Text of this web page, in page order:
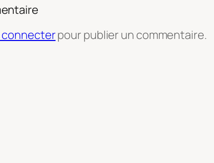
connecterpour publier un commentaire.